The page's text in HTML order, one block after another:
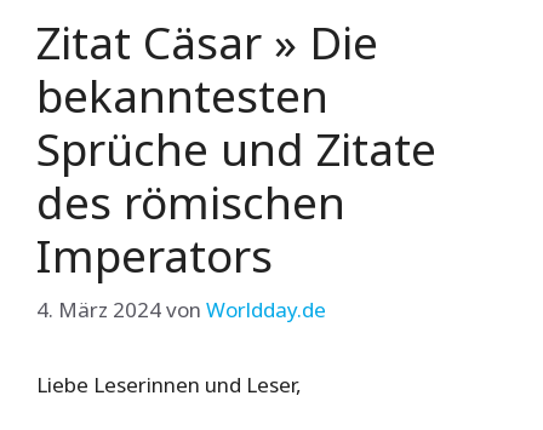
Zitat Cäsar » Die
bekanntesten
Sprüche und Zitate
des römischen
Imperators
4. März 2024von Worldday.de
Liebe Leserinnen und Leser,